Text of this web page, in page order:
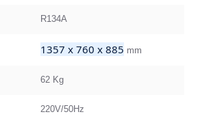
R134A
1357 x 760 x 885 mm
62 Kg
220V/50Hz